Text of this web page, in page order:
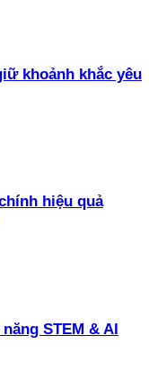
khoảnh khắc yêu
hiệu quả
STEM & AI